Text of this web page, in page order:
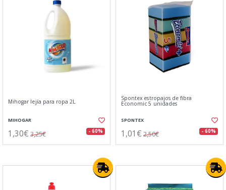
Mihogar lejía para ropa 2L
MIHOGAR
1,30€ 3,25€ - 60%
Spontex estropajos de fibra
Economic 5 unidades
SPONTEX
1,01€ 2,50€ - 60%